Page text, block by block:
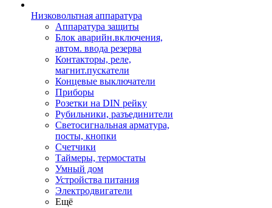
Низковольтная аппаратура
Аппаратура защиты
Блок аварийн.включения,
автом. ввода резерва
Контакторы, реле,
магнит.пускатели
Концевые выключатели
Приборы
Розетки на DIN рейку
Рубильники, разъединители
Светосигнальная арматура,
посты, кнопки
Счетчики
Таймеры, термостаты
Умный дом
Устройства питания
Электродвигатели
Ещё